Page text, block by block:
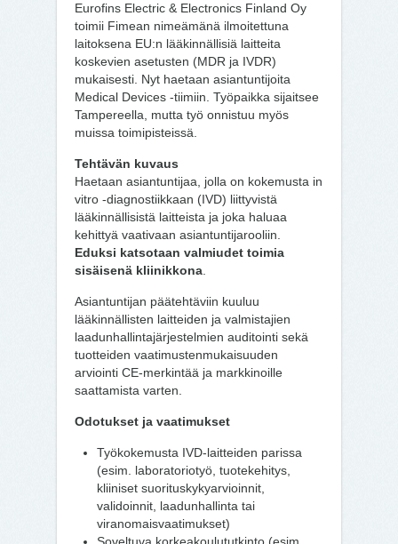
Eurofins Electric & Electronics Finland Oy
toimii Fimean nimeämänä ilmoitettuna
laitoksena EU:n lääkinnällisiä laitteita
koskevien asetusten (MDR ja IVDR)
mukaisesti. Nyt haetaan asiantuntijoita
Medical Devices -tiimiin. Työpaikka sijaitsee
Tampereella, mutta työ onnistuu myös
muissa toimipisteissä.
Tehtävän kuvaus
Haetaan asiantuntijaa, jolla on kokemusta in
vitro -diagnostiikkaan (IVD) liittyvistä
lääkinnällisistä laitteista ja joka haluaa
kehittyä vaativaan asiantuntijarooliin.
Eduksi katsotaan valmiudet toimia
sisäisenä kliinikkona
Asiantuntijan päätehtäviin kuuluu
lääkinnällisten laitteiden ja valmistajien
laadunhallintajärjestelmien auditointi sekä
tuotteiden vaatimustenmukaisuuden
arviointi CE-merkintää ja markkinoille
saattamista varten.
Odotukset ja vaatimukset
Työkokemusta IVD-laitteiden parissa
(esim. laboratoriotyö, tuotekehitys,
kliiniset suorituskykyarvioinnit,
validoinnit, laadunhallinta tai
viranomaisvaatimukset)